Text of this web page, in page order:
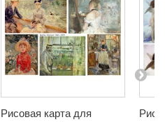
Рисовая карта для